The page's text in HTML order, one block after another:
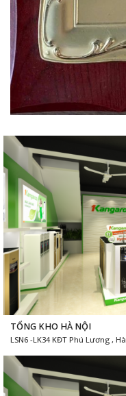
TỔNG KHO HÀ NỘI
LSN6 -LK34 KĐT Phú Lương ,